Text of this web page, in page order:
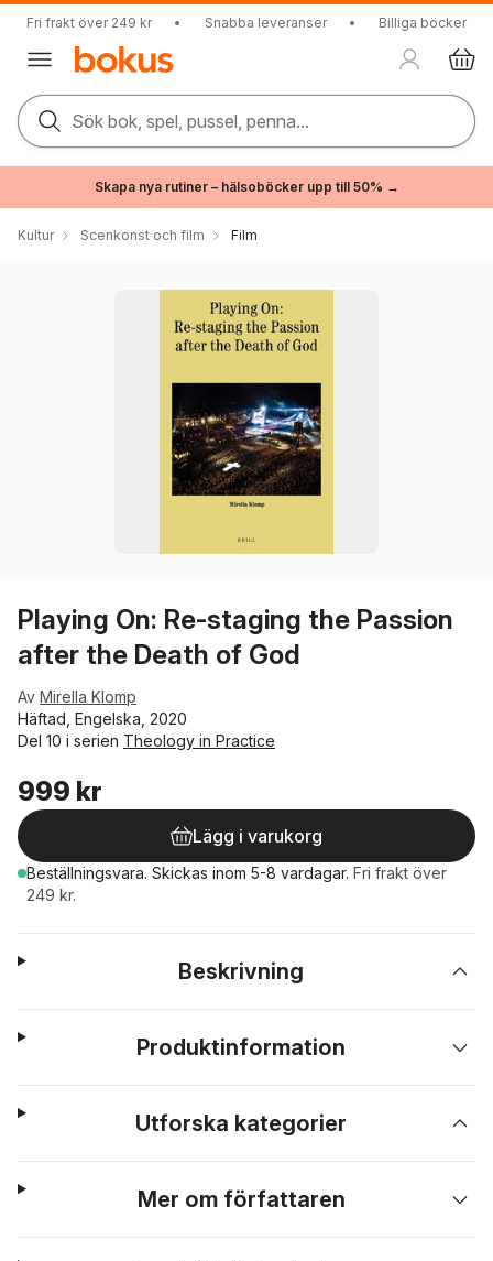
Fri frakt över 249 kr • Snabba leveranser • Billiga böcker
Sök bok, spel, pussel, penna...
Skapa nya rutiner – hälsoböcker upp till 50% →
Kultur Scenkonst och film Film
Playing On: Re-staging the Passion
after the Death of God
Av Mirella Klomp
Häftad, Engelska, 2020
Del 10 i serien Theology in Practice
999 kr
Lägg i varukorg
Beställningsvara. Skickas inom 5-8 vardagar. Fri frakt över
249 kr.
Beskrivning
Produktinformation
Utforska kategorier
Mer om författaren